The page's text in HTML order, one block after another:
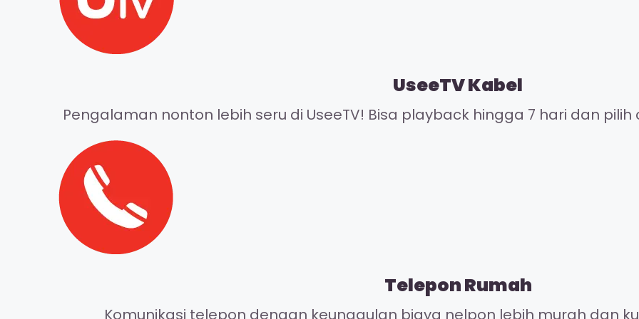
UseeTV Kabel
Pengalaman nonton lebih seru di UseeTV! Bisa playback hingga 7 hari dan
Telepon Rumah
Komunikasi telepon dengan keunggulan biaya nelpon lebih murah dan